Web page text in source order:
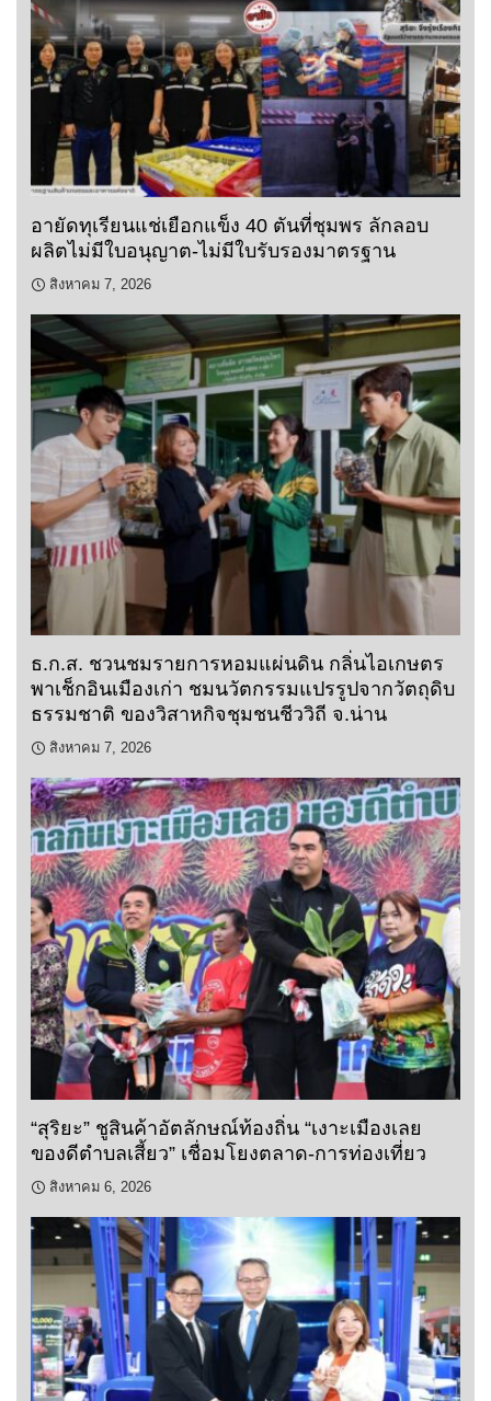
อายัดทุเรียนแช่เยือกแข็ง 40 ตันที่ชุมพร ลักลอบ
ผลิตไม่มีใบอนุญาต-ไม่มีใบรับรองมาตรฐาน
สิงหาคม 7, 2026
ธ.ก.ส. ชวนชมรายการหอมแผ่นดิน กลิ่นไอเกษตร
พาเช็กอินเมืองเก่า ชมนวัตกรรมแปรรูปจากวัตถุดิบ
ธรรมชาติ ของวิสาหกิจชุมชนชีววิถี จ.น่าน
สิงหาคม 7, 2026
“สุริยะ” ชูสินค้าอัตลักษณ์ท้องถิ่น “เงาะเมืองเลย
ของดีตำบลเสี้ยว” เชื่อมโยงตลาด-การท่องเที่ยว
สิงหาคม 6, 2026